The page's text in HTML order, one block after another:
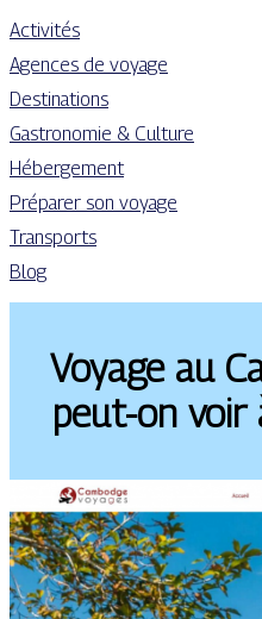
Activités
Agences de voyage
Destinations
Gastronomie & Culture
Hébergement
Préparer son voyage
Transports
Blog
Voyage au
peut-on voir